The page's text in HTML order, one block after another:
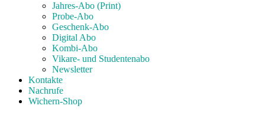
Jahres-Abo (Print)
Probe-Abo
Geschenk-Abo
Digital Abo
Kombi-Abo
Vikare- und Studentenabo
Newsletter
Kontakte
Nachrufe
Wichern-Shop